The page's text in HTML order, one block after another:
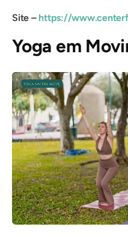
Site –https://
Yoga em